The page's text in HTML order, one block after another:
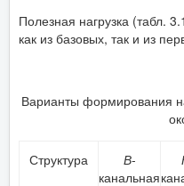
Полезная нагрузка (табл.
как из базовых, так и из
Варианты формирования
Структура В-
канальная